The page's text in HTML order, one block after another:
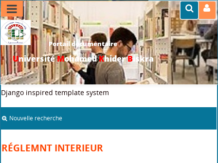
Portail documentaire
UniversitéMohamedKhiderBiskra
>>Accueil>infos pratiques >Réglemnt interieur
Django inspired template system
Nouvelle recherche
RÉGLEMNT INTERIEUR